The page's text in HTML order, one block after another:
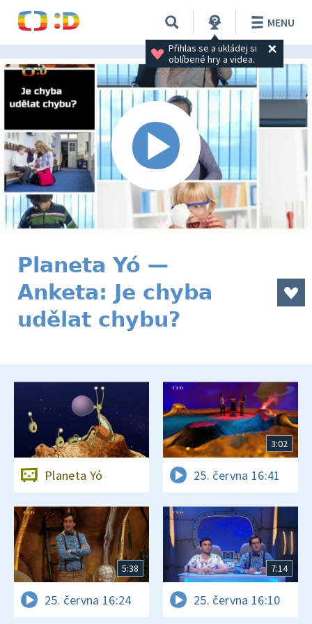
Přihlas se a ukládej si
oblíbené hry a videa.
MENU
Planeta Yó —
Anketa: Je chyba
udělat chybu?
Planeta Yó
3:02
25. června 16:41
5:38
25. června 16:24
7:14
25. června 16:10